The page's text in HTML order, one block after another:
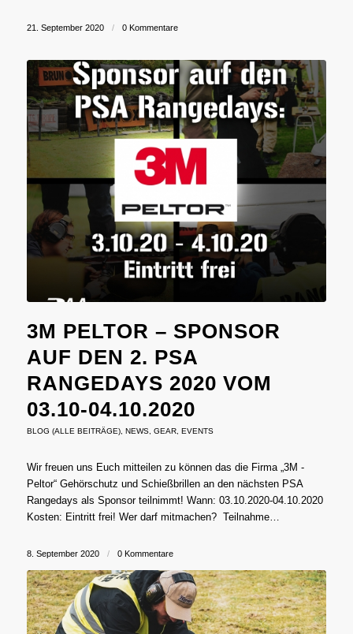
21. September 2020 / 0 Kommentare
3M PELTOR – SPONSOR
AUF DEN 2. PSA
RANGEDAYS 2020 VOM
03.10-04.10.2020
BLOG (ALLE BEITRÄGE), NEWS, GEAR, EVENTS
Wir freuen uns Euch mitteilen zu können das die Firma „3M -
Peltor“ Gehörschutz und Schießbrillen an den nächsten PSA
Rangedays als Sponsor teilnimmt! Wann: 03.10.2020-04.10.2020
Kosten: Eintritt frei! Wer darf mitmachen? Teilnahme…
8. September 2020 / 0 Kommentare